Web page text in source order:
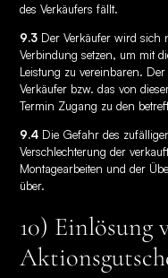
des Verkäufers fällt.
9.3 Der Verkäufer wird sich
Verbindung setzen, um mit
Leistung zu vereinbaren.
Verkäufer bzw. das von
Termin Zugang zu den
9.4 Die Gefahr des
Verschlechterung der
Montagearbeiten und der
über.
10) Einlösung